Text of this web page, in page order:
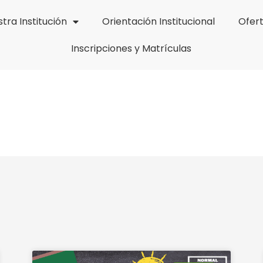
Institución Orientación Institucional
Inscripciones y Matrículas
Page
PagePagePagePage